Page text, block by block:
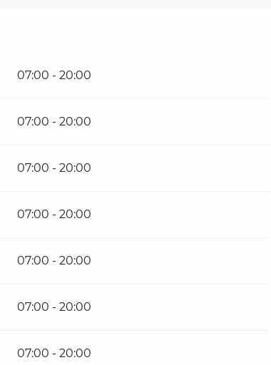
07:00 - 20:00
07:00 - 20:00
07:00 - 20:00
07:00 - 20:00
07:00 - 20:00
07:00 - 20:00
07:00 - 20:00